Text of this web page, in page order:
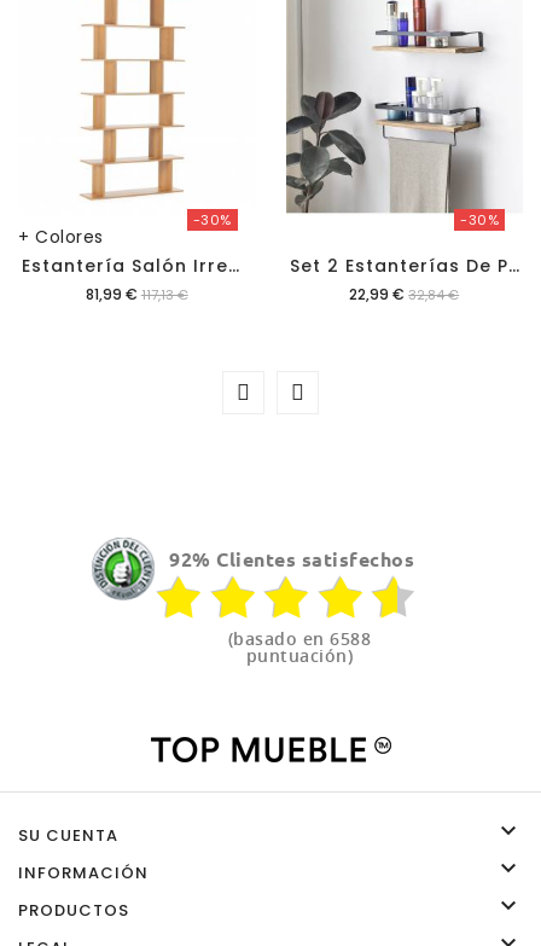
+ Colores
-30%
E
Stantería Salón Irregular Daisy
Precio
81,99 € 117,13 €
-30%
S
Et 2 Estanterías De Pared Xian
Precio
22,99 € 32,84 €
92% Clientes satisfechos
(basado en 6588
puntuación)
SU CUENTA 
INFORMACIÓN 
PRODUCTOS 